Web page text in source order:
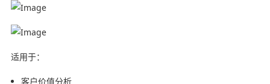
适用于：
客户价值分析